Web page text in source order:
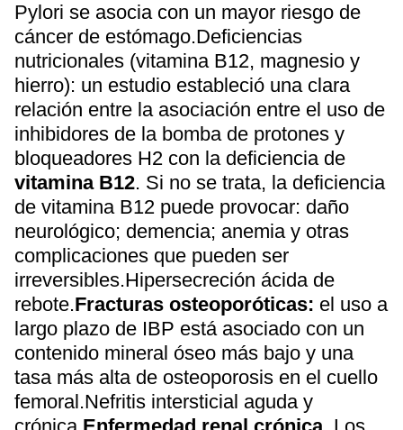
Pylori se asocia con un mayor riesgo de
cáncer de estómago.Deficiencias
nutricionales (vitamina B12, magnesio y
hierro): un estudio estableció una clara
relación entre la asociación entre el uso de
inhibidores de la bomba de protones y
bloqueadores H2 con la deficiencia de
vitamina B12. Si no se trata, la deficiencia
de vitamina B12 puede provocar: daño
neurológico; demencia; anemia y otras
complicaciones que pueden ser
irreversibles.Hipersecreción ácida de
rebote.Fracturas osteoporóticas: el uso a
largo plazo de IBP está asociado con un
contenido mineral óseo más bajo y una
tasa más alta de osteoporosis en el cuello
femoral.Nefritis intersticial aguda y